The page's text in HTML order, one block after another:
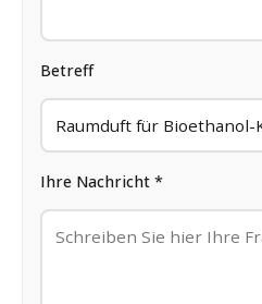
Betreff
Ihre Nachricht *